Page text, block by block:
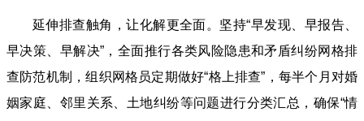
延伸排查触角，让化解更全面。坚持“早发现、早报告、
早决策、早解决”，全面推行各类风险隐患和矛盾纠纷网格排
查防范机制，组织网格员定期做好“格上排查”，每半个月对婚
姻家庭、邻里关系、土地纠纷等问题进行分类汇总，确保“情